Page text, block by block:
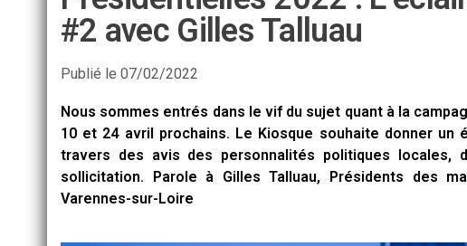
#2 avec Gilles Talluau
Publié le 07/02/2022
Nous sommes entrés dans le vif du sujet quant à la
10 et 24 avril prochains. Le Kiosque souhaite donner
travers des avis des personnalités politiques locales,
sollicitation. Parole à Gilles Talluau, Présidents des
Varennes-sur-Loire